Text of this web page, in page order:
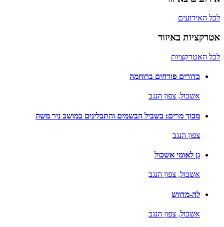
לכל האירועים
אטרקציות באיזור
לכל האטרקציות
כדורים פורחים ברוחמה
אשכול, צפון הנגב
מבוך מרים: בשביל הבשמים והתבלינים במושב ניר משה
צפון הנגב
גן לאומי אשכול
אשכול, צפון הנגב
לה-מדווש
אשכול, צפון הנגב